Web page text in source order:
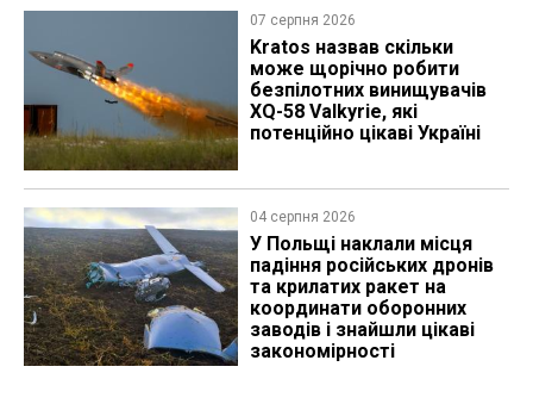
07 серпня 2026
Kratos назвав скільки
може щорічно робити
безпілотних винищувачів
XQ-58 Valkyrie, які
потенційно цікаві Україні
04 серпня 2026
У Польщі наклали місця
падіння російських дронів
та крилатих ракет на
координати оборонних
заводів і знайшли цікаві
закономірності